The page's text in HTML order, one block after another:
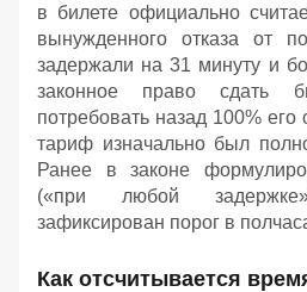
в билете официально
вынужденного отказа от
задержали на 31 минуту и
законное право сдать
потребовать назад 100%
тариф изначально был
Ранее в законе
(«при любой
зафиксирован порог в
Как отсчитывается